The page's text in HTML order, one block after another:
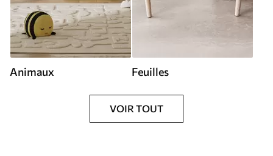
Animaux Feuilles
VOIR TOUT